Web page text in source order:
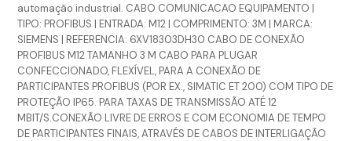
automação industrial. CABO COMUNICACAO EQUIPAMENTO |
TIPO: PROFIBUS | ENTRADA: M12 | COMPRIMENTO: 3M | MARCA:
SIEMENS | REFERENCIA: 6XV18303DH30 CABO DE CONEXÃO
PROFIBUS M12 TAMANHO 3 M CABO PARA PLUGAR
CONFECCIONADO, FLEXÍVEL, PARA A CONEXÃO DE
PARTICIPANTES PROFIBUS (POR EX., SIMATIC ET 200) COM TIPO DE
PROTEÇÃO IP65. PARA TAXAS DE TRANSMISSÃO ATÉ 12
MBIT/S.CONEXÃO LIVRE DE ERROS E COM ECONOMIA DE TEMPO
DE PARTICIPANTES FINAIS, ATRAVÉS DE CABOS DE INTERLIGAÇÃO